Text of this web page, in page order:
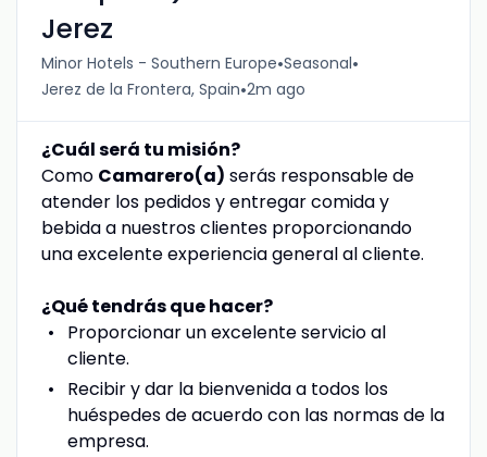
Jerez
Minor Hotels - Southern Europe•Seasonal•
Jerez de la Frontera, Spain•2m ago
¿Cuál será tu misión?
Como Camarero(a) serás responsable de
atender los pedidos y entregar comida y
bebida a nuestros clientes proporcionando
una excelente experiencia general al cliente.
¿Qué tendrás que hacer?
Proporcionar un excelente servicio al
cliente.
Recibir y dar la bienvenida a todos los
huéspedes de acuerdo con las normas de la
empresa.